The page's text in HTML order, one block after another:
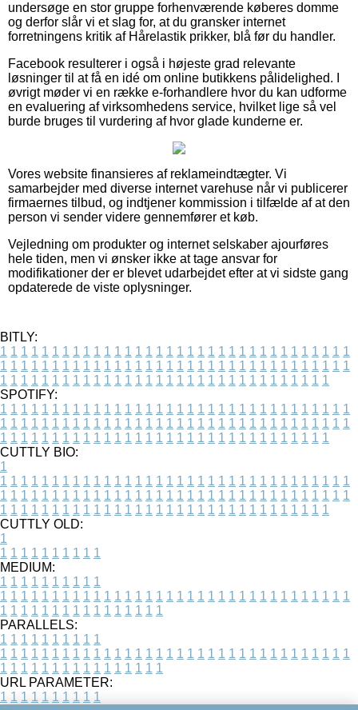
undersøge en stor gruppe forhenværende køberes domme
og derfor slår vi et slag for, at du gransker internet
forretningens kritik af Hårelastik prikker, blå før du handler.
Facebook resulterer i også i højeste grad relevante
løsninger til at få en idé om online butikkens pålidelighed. I
øvrigt møder vi en række e-forhandlere hvor du kan udforme
en evaluering af virksomhedens service, hvilket lige så vel
burde bruges til vurdering af hvor glade kunderne er.
Vores website finansieres af reklameindtægter. Vi
samarbejder med diverse internet varehuse når vi publicerer
firmaernes tilbud, og indtjener kommission i tilfælde af at den
person vi sender videre gennemfører et køb.
Vejledning om produkter og internet selskaber ajourføres
hele tiden, men vi ønsker ikke at tage ansvar for
modifikationer der er blevet udarbejdet efter at vi sidste gang
opdaterede de viste oplysninger.
BITLY:
1 1 1 1 1 1 1 1 1 1 1 1 1 1 1 1 1 1 1 1 1 1 1 1 1 1 1 1 1 1 1 1 1 1
1 1 1 1 1 1 1 1 1 1 1 1 1 1 1 1 1 1 1 1 1 1 1 1 1 1 1 1 1 1 1 1 1 1
1 1 1 1 1 1 1 1 1 1 1 1 1 1 1 1 1 1 1 1 1 1 1 1 1 1 1 1 1 1 1 1
SPOTIFY:
1 1 1 1 1 1 1 1 1 1 1 1 1 1 1 1 1 1 1 1 1 1 1 1 1 1 1 1 1 1 1 1 1 1
1 1 1 1 1 1 1 1 1 1 1 1 1 1 1 1 1 1 1 1 1 1 1 1 1 1 1 1 1 1 1 1 1 1
1 1 1 1 1 1 1 1 1 1 1 1 1 1 1 1 1 1 1 1 1 1 1 1 1 1 1 1 1 1 1 1
CUTTLY BIO:
1
1 1 1 1 1 1 1 1 1 1 1 1 1 1 1 1 1 1 1 1 1 1 1 1 1 1 1 1 1 1 1 1 1 1
1 1 1 1 1 1 1 1 1 1 1 1 1 1 1 1 1 1 1 1 1 1 1 1 1 1 1 1 1 1 1 1 1 1
1 1 1 1 1 1 1 1 1 1 1 1 1 1 1 1 1 1 1 1 1 1 1 1 1 1 1 1 1 1 1 1
CUTTLY OLD:
1
1 1 1 1 1 1 1 1 1 1
MEDIUM:
1 1 1 1 1 1 1 1 1 1
1 1 1 1 1 1 1 1 1 1 1 1 1 1 1 1 1 1 1 1 1 1 1 1 1 1 1 1 1 1 1 1 1 1
1 1 1 1 1 1 1 1 1 1 1 1 1 1 1 1
PARALLELS:
1 1 1 1 1 1 1 1 1 1
1 1 1 1 1 1 1 1 1 1 1 1 1 1 1 1 1 1 1 1 1 1 1 1 1 1 1 1 1 1 1 1 1 1
1 1 1 1 1 1 1 1 1 1 1 1 1 1 1 1
URL PARAMETER:
1 1 1 1 1 1 1 1 1 1